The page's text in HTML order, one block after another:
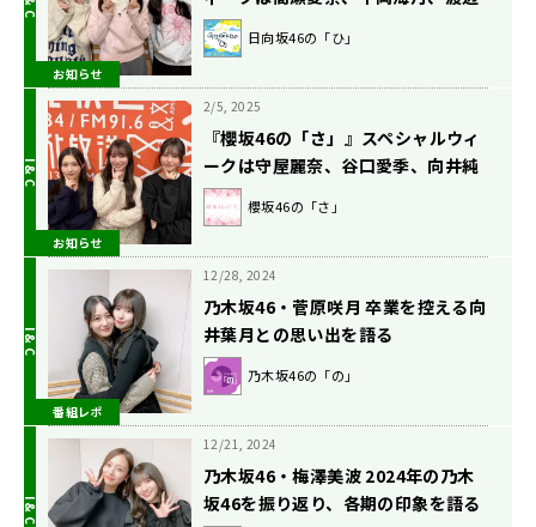
お知らせ
莉奈が登場！ 高瀬は卒業発表後の心
境を語る!! 2月9日（日）放送
日向坂46の「ひ」
お知らせ
2/5, 2025
『櫻坂46の「さ」』スペシャルウィ
ークは守屋麗奈、谷口愛季、向井純
葉が出演！ リスナーへのプレゼント
を懸けた特別企画に挑戦も
櫻坂46の「さ」
番組レポ
12/28, 2024
乃木坂46・菅原咲月 卒業を控える向
井葉月との思い出を語る
乃木坂46の「の」
12/21, 2024
乃木坂46・梅澤美波 2024年の乃木
坂46を振り返り、各期の印象を語る